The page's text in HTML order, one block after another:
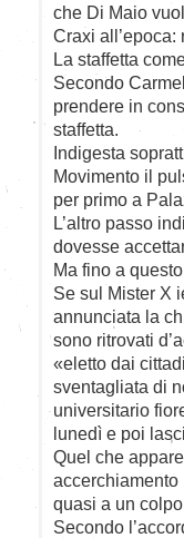
che Di Maio
Craxi
La staffetta
Secondo
prendere in
staffetta.
Indigesta
Movimento il
per primo a
L’altro passo
dovesse
Ma fino a
Se sul Mister X
annunciata la
sono ritrovati
«eletto dai
sventagliata di
universitario
lunedì e poi
Quel che
quasi a un
Secondo